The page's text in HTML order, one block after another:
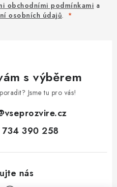
obchodními podmínkami a
osobních údajů.
s výběrem
Jsme tu pro vás!
vseprozvire.cz
390 258